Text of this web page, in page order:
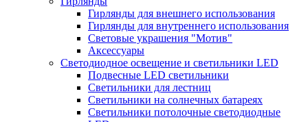
Гирлянды для внешнего использования
Гирлянды для внутреннего использования
Световые украшения "Мотив"
Аксессуары
Светодиодное освещение и светильники LED
Подвесные LED светильники
Светильники для лестниц
Светильники на солнечных батареях
Светильники потолочные светодиодные